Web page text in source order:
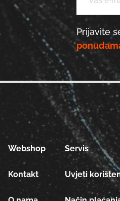
Prijavite
Webshop
Kontakt
Servis
Uvjeti